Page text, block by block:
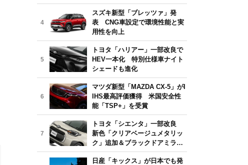
気モデルは？【2026年6月版】
4
スズキ新型「ブレッツァ」発
表 CNG車設定で環境性能と実
用性を向上
5
トヨタ「ハリアー」一部改良で
HEV一本化 特別仕様車ナイト
シェードも進化
6
マツダ新型「MAZDA CX-5」がI
IHS最高評価獲得 米国安全性
能「TSP+」を受賞
7
トヨタ「シエンタ」一部改良
新色「クリアベージュメタリッ
ク」追加＆ブラックドアミラー
採用
日産「キックス」が日本でも発